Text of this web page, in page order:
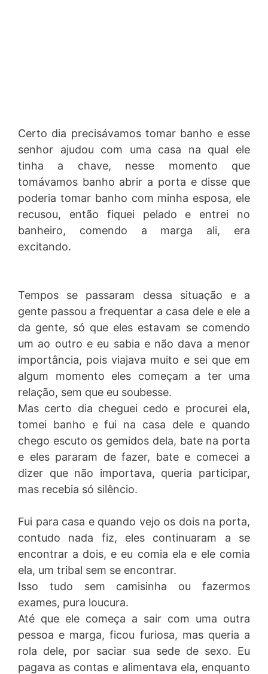
Certo dia precisávamos tomar banho e esse
senhor ajudou com uma casa na qual ele
tinha a chave, nesse momento que
tomávamos banho abrir a porta e disse que
poderia tomar banho com minha esposa, ele
recusou, então fiquei pelado e entrei no
banheiro, comendo a marga ali, era
excitando.
Tempos se passaram dessa situação e a
gente passou a frequentar a casa dele e ele a
da gente, só que eles estavam se comendo
um ao outro e eu sabia e não dava a menor
importância, pois viajava muito e sei que em
algum momento eles começam a ter uma
relação, sem que eu soubesse.
Mas certo dia cheguei cedo e procurei ela,
tomei banho e fui na casa dele e quando
chego escuto os gemidos dela, bate na porta
e eles pararam de fazer, bate e comecei a
dizer que não importava, queria participar,
mas recebia só silêncio.
Fui para casa e quando vejo os dois na porta,
contudo nada fiz, eles continuaram a se
encontrar a dois, e eu comia ela e ele comia
ela, um tribal sem se encontrar.
Isso tudo sem camisinha ou fazermos
exames, pura loucura.
Até que ele começa a sair com uma outra
pessoa e marga, ficou furiosa, mas queria a
rola dele, por saciar sua sede de sexo. Eu
pagava as contas e alimentava ela, enquanto